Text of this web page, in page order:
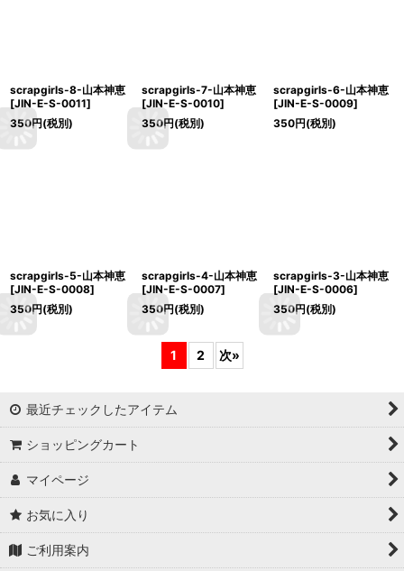
scrapgirls-8-山本神恵
[JIN-E-S-0011]
350円(税別)
scrapgirls-7-山本神恵
[JIN-E-S-0010]
350円(税別)
scrapgirls-6-山本神恵
[JIN-E-S-0009]
350円(税別)
scrapgirls-5-山本神恵
[JIN-E-S-0008]
350円(税別)
scrapgirls-4-山本神恵
[JIN-E-S-0007]
350円(税別)
scrapgirls-3-山本神恵
[JIN-E-S-0006]
350円(税別)
1 2 次»
最近チェックしたアイテム
ショッピングカート
マイページ
お気に入り
ご利用案内